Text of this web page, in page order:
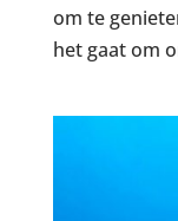
om te
het gaat om